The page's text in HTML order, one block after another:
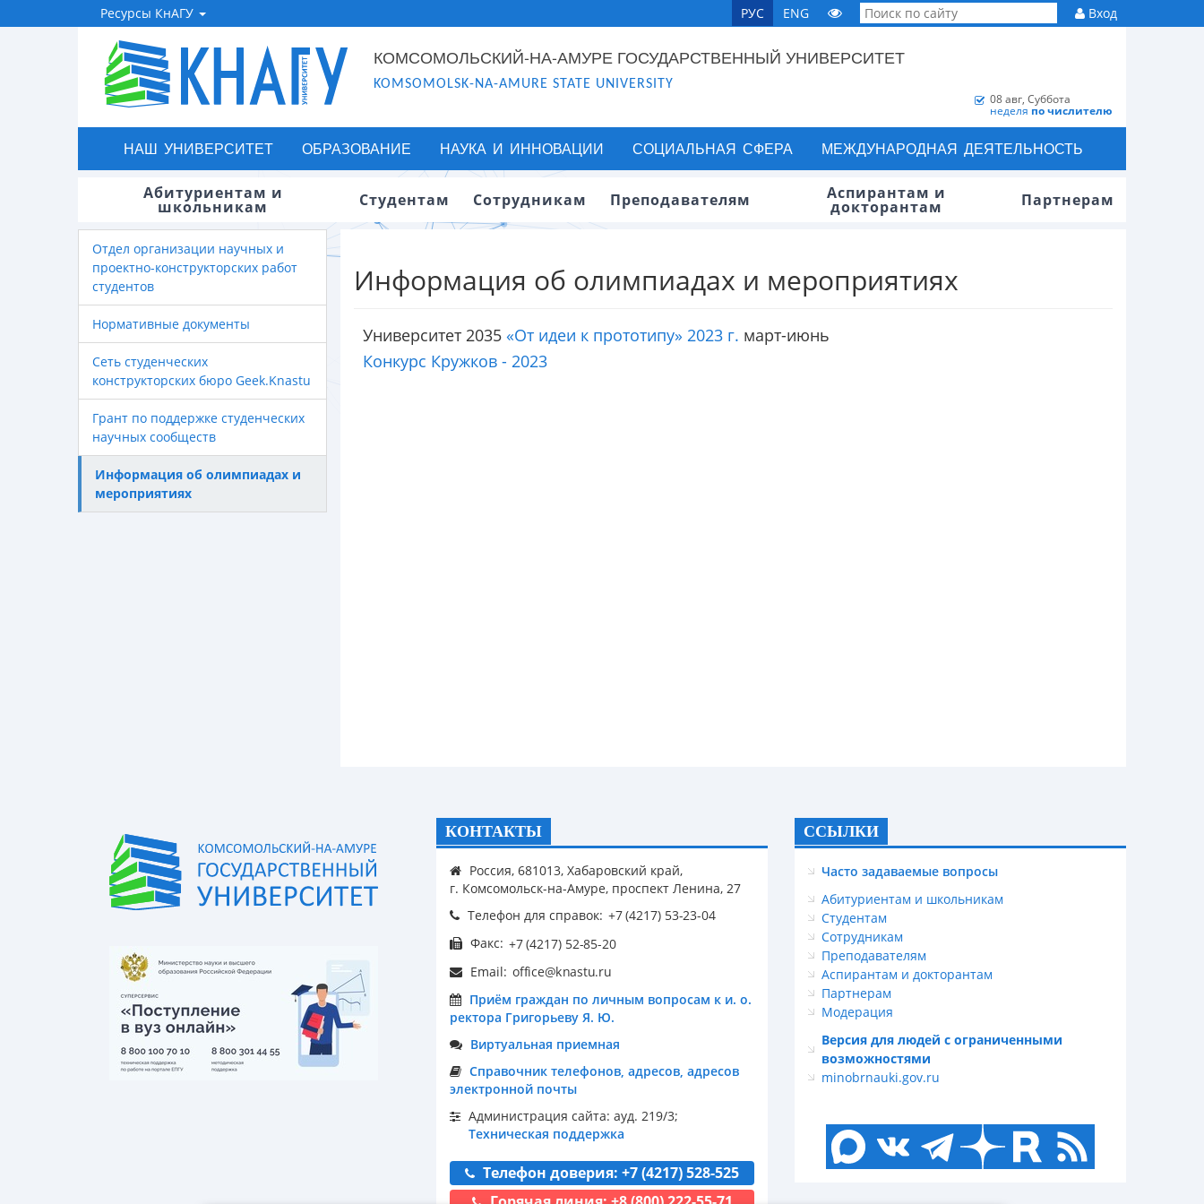
Ресурсы КнАГУ РУС ENG Вход
КОМСОМОЛЬСКИЙ-НА-АМУРЕ ГОСУДАРСТВЕННЫЙ УНИВЕРСИТЕТ
KOMSOMOLSK-NA-AMURE STATE UNIVERSITY
08 авг, Суббота
неделя по числителю
НАШ УНИВЕРСИТЕТ ОБРАЗОВАНИЕ НАУКА И ИННОВАЦИИ СОЦИАЛЬНАЯ СФЕРА МЕЖДУНАРОДНАЯ ДЕЯТЕЛЬНОСТЬ
Абитуриентам и
школьникам Студентам Сотрудникам Преподавателям Аспирантам и
докторантам Партнерам
Отдел организации научных и
проектно-конструкторских работ
студентов
Нормативные документы
Сеть студенческих
конструкторских бюро Geek.Knastu
Грант по поддержке студенческих
научных сообществ
Информация об олимпиадах и
мероприятиях
Информация об олимпиадах и мероприятиях
Университет 2035 «От идеи к прототипу» 2023 г. март-июнь
Конкурс Кружков - 2023
КОНТАКТЫ
Россия, 681013, Хабаровский край,
г. Комсомольск-на-Амуре, проспект Ленина, 27
Телефон для справок:
Факс:
Email:
Приём граждан по личным вопросам к и. о.
ректора Григорьеву Я. Ю.
Виртуальная приемная
Справочник телефонов, адресов, адресов
электронной почты
Администрация сайта: ауд. 219/3;
Техническая поддержка
Телефон доверия: +7 (4217) 528-525
ССЫЛКИ
Часто задаваемые вопросы
Абитуриентам и школьникам
Студентам
Сотрудникам
Преподавателям
Аспирантам и докторантам
Партнерам
Модерация
Версия для людей с ограниченными
возможностями
minobrnauki.gov.ru